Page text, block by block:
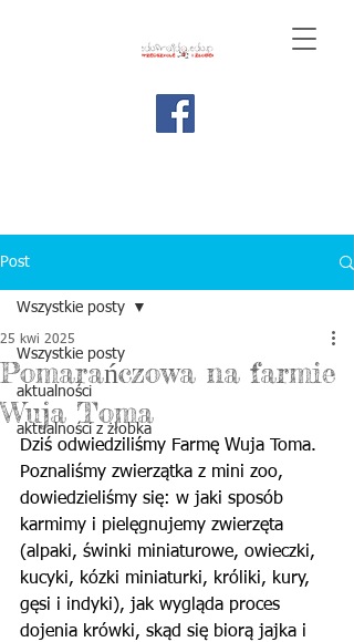
Post
Wszystkie posty
aktualności
aktualności z żłobka
Wszystkie posty
Pomarańczowa na farmie
Wuja Toma
25 kwi 2025
Dziś odwiedziliśmy Farmę Wuja Toma.
Poznaliśmy zwierzątka z mini zoo,
dowiedzieliśmy się: w jaki sposób
karmimy i pielęgnujemy zwierzęta
(alpaki, świnki miniaturowe, owieczki,
kucyki, kózki miniaturki, króliki, kury,
gęsi i indyki), jak wygląda proces
dojenia krówki, skąd się biorą jajka i